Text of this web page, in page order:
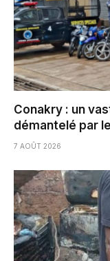
Conakry : un
démantelé par
7 AOÛT 2026